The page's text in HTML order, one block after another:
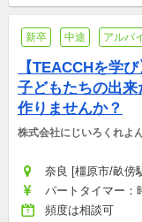
新卒 中途 アルバ
【TEACCHを学
子どもたちの出
作りませんか？
株式会社にじいろくれよ
奈良 [橿原市/畝傍
パートタイマー：
1,100円, 契約社員
頻度は相談可